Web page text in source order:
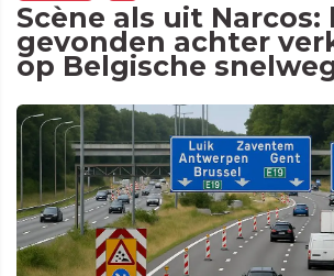
Scène als uit Narcos:
gevonden achter
op Belgische